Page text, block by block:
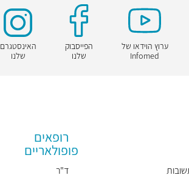
ערוץ הוידאו של
Infomed
הפייסבוק
שלנו
האינסטגרם
שלנו
רופאים
פופולאריים
ד"ר